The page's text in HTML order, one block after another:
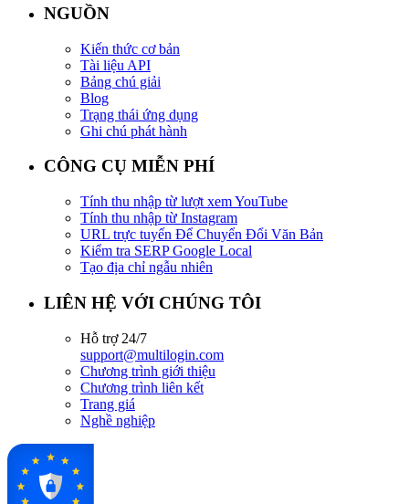
NGUỒN
Kiến thức cơ bản
Tài liệu API
Bảng chú giải
Blog
Trạng thái ứng dụng
Ghi chú phát hành
CÔNG CỤ MIỄN PHÍ
Tính thu nhập từ lượt xem YouTube
Tính thu nhập từ Instagram
URL trực tuyến Để Chuyển Đổi Văn Bản
Kiểm tra SERP Google Local
Tạo địa chỉ ngẫu nhiên
LIÊN HỆ VỚI CHÚNG TÔI
Hỗ trợ 24/7
support@multilogin.com
Chương trình giới thiệu
Chương trình liên kết
Trang giá
Nghề nghiệp